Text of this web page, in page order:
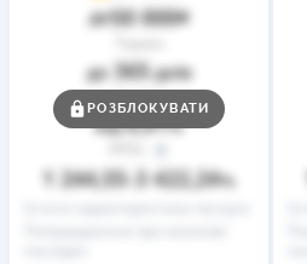
до50 000₴
до 365днів
Ставка
від0,01%
1 244,55– 3 422,24%
РОЗБЛОКУВАТИ